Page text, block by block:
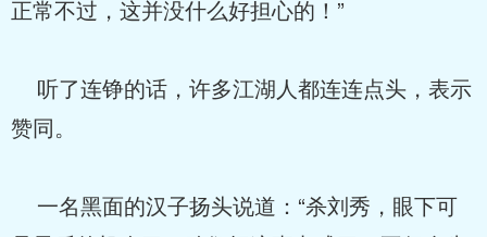
正常不过，这并没什么好担心的！”
听了连铮的话，许多江湖人都连连点头，表示
赞同。
一名黑面的汉子扬头说道：“杀刘秀，眼下可